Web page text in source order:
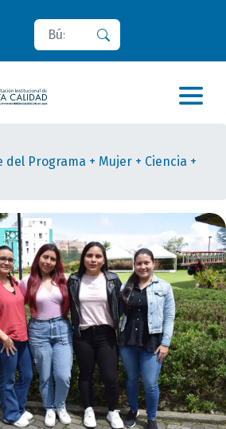
Buscar
Programa + Mujer + Ciencia +